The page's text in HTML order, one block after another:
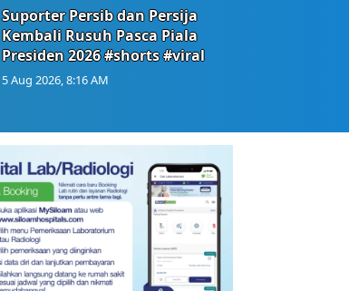
Suporter Persib dan Persija
Kembali Rusuh Pasca Piala
Presiden 2026 #shorts #viral
5 Aug 2026, 8:16 AM